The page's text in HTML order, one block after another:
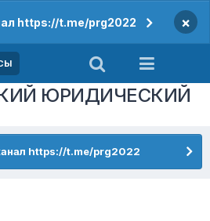
https://t.me/prg2022 ×
ЮРИДИЧЕСКИЙ
https://t.me/prg2022